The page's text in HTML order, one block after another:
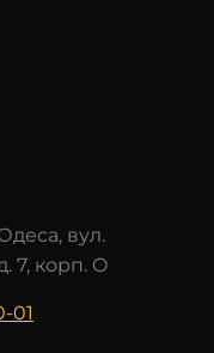
вул.
7, корп. О
01